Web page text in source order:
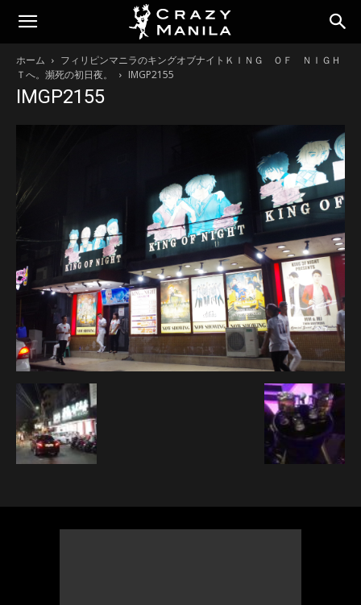
ホーム
フィリピンマニラのキングオブナイトＫＩＮＧ ＯＦ ＮＩＧＨ
Ｔへ。瀕死の初日夜。
IMGP2155
IMGP2155